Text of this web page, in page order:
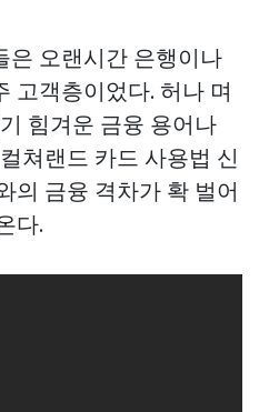
은 오랜시간 은행이나
고객층이었다. 허나 며
힘겨운 금융 용어나
컬쳐랜드 카드 사용법 신
의 금융 격차가 확 벌어
다.